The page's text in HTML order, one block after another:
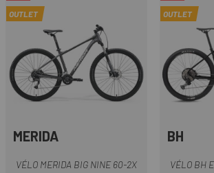
OUTLET
MERIDA
VÉLO MERIDA BIG NINE 60-2X
OUTLET
BH
VÉLO BH